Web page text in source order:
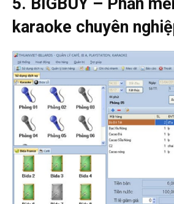
karaoke chuyên